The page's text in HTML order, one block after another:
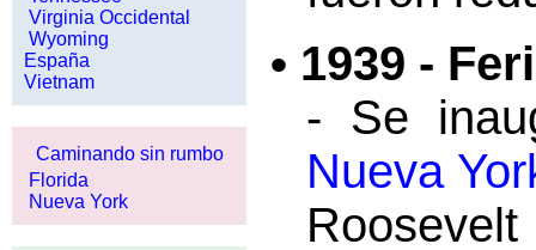
Virginia Occidental
Wyoming
España
Vietnam
Caminando sin rumbo
Florida
Nueva York
• 1939 -
- Se
Nueva